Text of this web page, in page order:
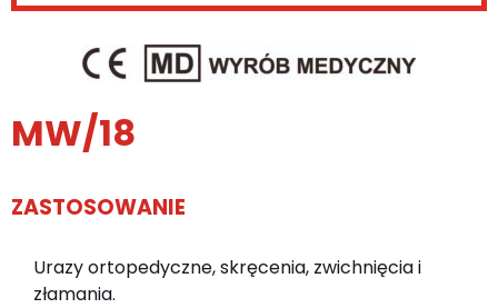
MW/18
ZASTOSOWANIE
Urazy ortopedyczne, skręcenia, zwichnięcia i
złamania.